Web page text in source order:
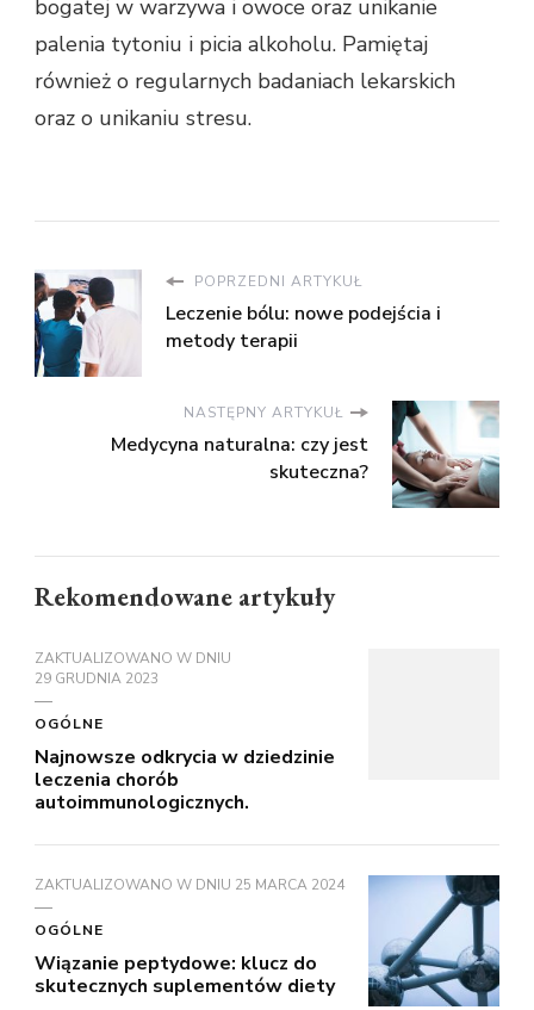
bogatej w warzywa i owoce oraz unikanie
palenia tytoniu i picia alkoholu. Pamiętaj
również o regularnych badaniach lekarskich
oraz o unikaniu stresu.
POPRZEDNI ARTYKUŁ
Leczenie bólu: nowe podejścia i
metody terapii
NASTĘPNY ARTYKUŁ
Medycyna naturalna: czy jest
skuteczna?
Rekomendowane artykuły
ZAKTUALIZOWANO W DNIU
29 GRUDNIA 2023
OGÓLNE
Najnowsze odkrycia w dziedzinie
leczenia chorób
autoimmunologicznych.
ZAKTUALIZOWANO W DNIU 25 MARCA 2024
OGÓLNE
Wiązanie peptydowe: klucz do
skutecznych suplementów diety